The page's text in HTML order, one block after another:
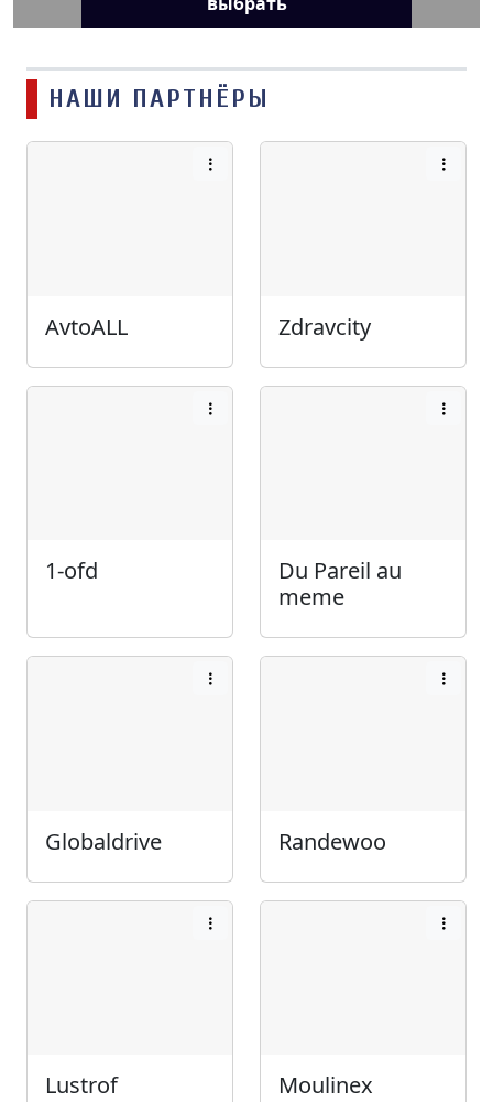
НАШИ ПАРТНЁРЫ
AvtoALL Zdravcity
1-ofd
Du Pareil au
meme
Globaldrive Randewoo
Lustrof Moulinex